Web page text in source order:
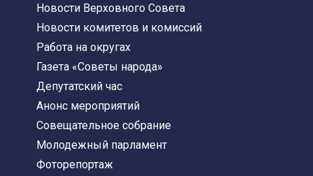
Новости Верховного Совета
Новости комитетов и комиссий
Работа на округах
Газета «Советы народа»
Депутатский час
Анонс мероприятий
Совещательное собрание
Молодежный парламент
Фоторепортаж